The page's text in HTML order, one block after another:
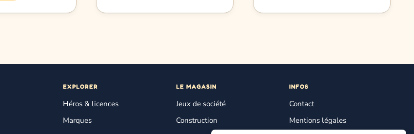
EXPLORER
Héros & licences
Marques
LE MAGASIN
Jeux de société
Construction
INFOS
Contact
Mentions légales